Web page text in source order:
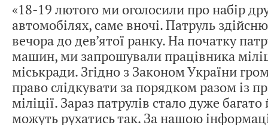
«18-19 лютого ми оголосили про набір
автомобілях, саме вночі. Патруль
вечора до дев’ятої ранку. На початку
машин, ми запрошували працівника
міськради. Згідно з Законом України
право слідкувати за порядком разом із
міліції. Зараз патрулів стало дуже
можуть рухатись так. За нашою